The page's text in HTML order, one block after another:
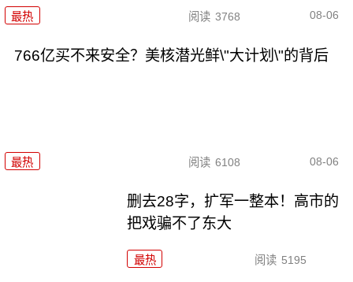
最热 阅读 3768 08-06
766亿买不来安全？美核潜光鲜\"大计划\"的背后
最热 阅读 6108 08-06
删去28字，扩军一整本！高市的
把戏骗不了东大
最热 阅读 5195